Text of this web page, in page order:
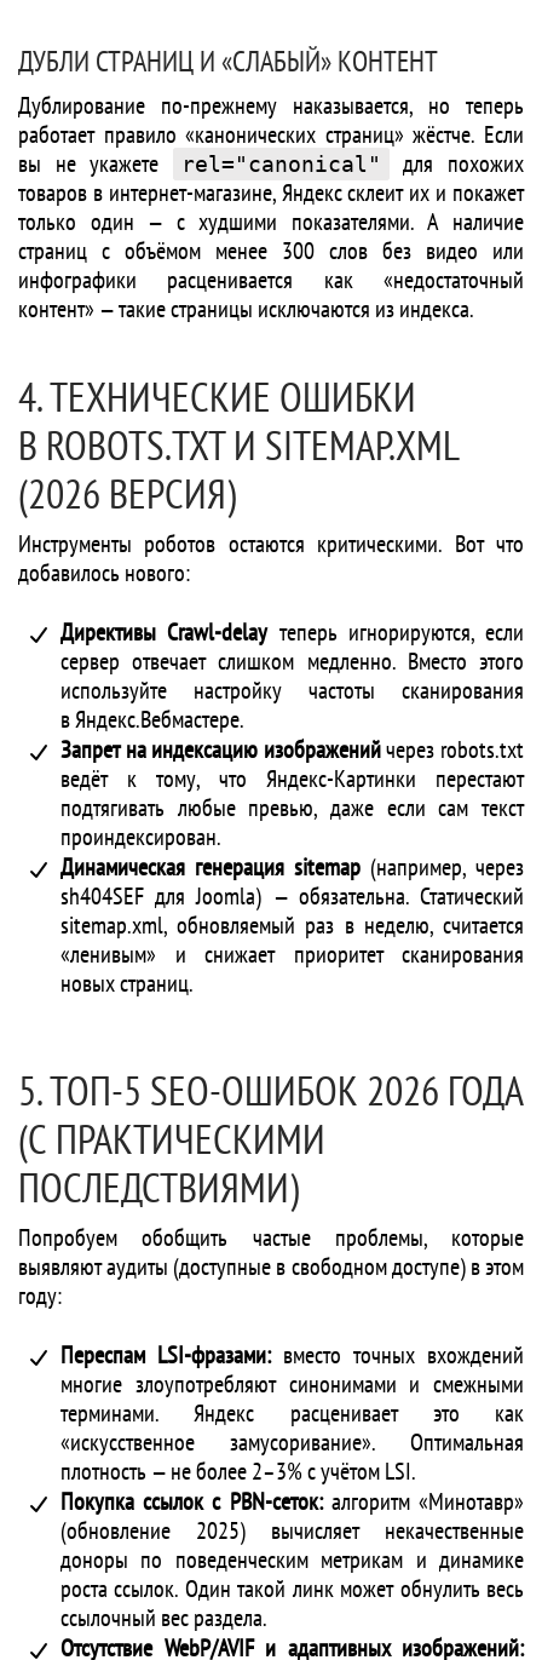
ДУБЛИ СТРАНИЦ И «СЛАБЫЙ» КОНТЕНТ
Дублирование по-прежнему наказывается, но теперь
работает правило «канонических страниц» жёстче. Если
вы не укажете
rel="canonical"
для похожих
товаров в интернет-магазине, Яндекс склеит их и покажет
только один — с худшими показателями. А наличие
страниц с объёмом менее 300 слов без видео или
инфографики расценивается как «недостаточный
контент» — такие страницы исключаются из индекса.
4. ТЕХНИЧЕСКИЕ ОШИБКИ
В ROBOTS.TXT И SITEMAP.XML
(2026 ВЕРСИЯ)
Инструменты роботов остаются критическими. Вот что
добавилось нового:
Директивы Crawl-delayтеперь игнорируются, если
сервер отвечает слишком медленно. Вместо этого
используйте настройку частоты сканирования
в Яндекс.Вебмастере.
Запрет на индексацию изображенийчерез robots.txt
ведёт к тому, что Яндекс-Картинки перестают
подтягивать любые превью, даже если сам текст
проиндексирован.
Динамическая генерация sitemap (например, через
sh404SEF для Joomla) — обязательна. Статический
sitemap.xml, обновляемый раз в неделю, считается
«ленивым» и снижает приоритет сканирования
новых страниц.
5. ТОП-5 SEO-ОШИБОК 2026 ГОДА
(С ПРАКТИЧЕСКИМИ
ПОСЛЕДСТВИЯМИ)
Попробуем обобщить частые проблемы, которые
выявляют аудиты (доступные в свободном доступе) в этом
году:
Переспам LSI-фразами:вместо точных вхождений
многие злоупотребляют синонимами и смежными
терминами. Яндекс расценивает это как
«искусственное замусоривание». Оптимальная
плотность — не более 2–3% с учётом LSI.
Покупка ссылок с PBN-сеток:алгоритм «Минотавр»
(обновление 2025) вычисляет некачественные
доноры по поведенческим метрикам и динамике
роста ссылок. Один такой линк может обнулить весь
ссылочный вес раздела.
Отсутствие WebP/AVIF и адаптивных изображений: